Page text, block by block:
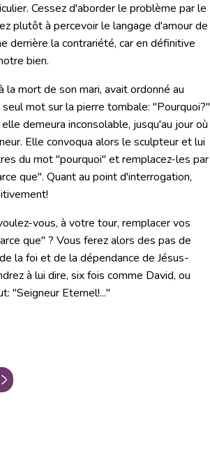
Cessez d'aborder le problème par le
plutôt à percevoir le langage d'amour de
derrière la contrariété, car en définitive
bien.
la mort de son mari, avait ordonné au
mot sur la pierre tombale: "Pourquoi?"
demeura inconsolable, jusqu'au jour où
Elle convoqua alors le sculpteur et lui
du mot "pourquoi" et remplacez-les par
que". Quant au point d'interrogation,
vous, à votre tour, remplacer vos
que" ? Vous ferez alors des pas de
la foi et de la dépendance de Jésus-
à lui dire, six fois comme David, ou
"Seigneur Eternel!..."